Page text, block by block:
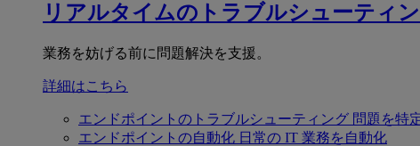
リアルタイムのトラブルシューティ
業務を妨げる前に問題解決を支援。
詳細はこちら
エンドポイントのトラブルシューティング 問題を特
エンドポイントの自動化 日常の IT 業務を自動化